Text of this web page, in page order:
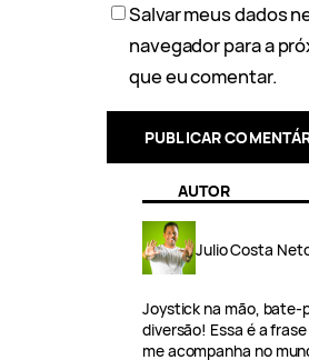
Salvar meus dados
navegador para a
que eu comentar.
AUTOR
Julio Costa
Joystick na mão, bate-
diversão! Essa é a
me acompanha no